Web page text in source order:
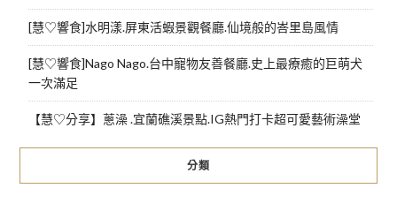
[慧♡響食]水明漾.屏東活蝦景觀餐廳.仙境般的峇里島風情
[慧♡響食]Nago Nago.台中寵物友善餐廳.史上最療癒的巨萌犬
一次滿足
【慧♡分享】蔥澡 .宜蘭礁溪景點.IG熱門打卡超可愛藝術澡堂
分類